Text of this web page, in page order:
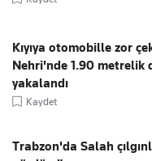
Kıyıya otomobille zor
Nehri'nde 1.90 metrelik
yakalandı
Kaydet
Trabzon'da Salah